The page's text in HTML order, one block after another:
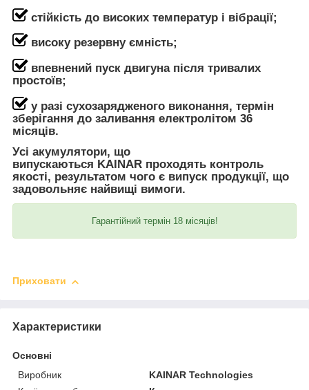
стійкість до високих температур і вібрації;
високу резервну ємність;
впевнений пуск двигуна після тривалих
простоїв;
у разі сухозарядженого виконання, термін
зберігання до заливання електролітом 36
місяців.
Усі акумулятори, що
випускаються KAINAR проходять контроль
якості, результатом чого є випуск продукції, що
задовольняє найвищі вимоги.
Гарантійний термін 18 місяців!
Приховати
Характеристики
Основні
Виробник
KAINAR Technologies